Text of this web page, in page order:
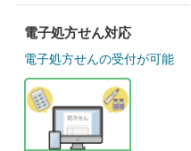
電子処方せん対応
電子処方せんの受付が可能